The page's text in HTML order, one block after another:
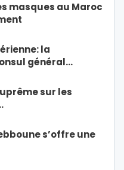
masques au Maroc
la
général…
sur les
s’offre une